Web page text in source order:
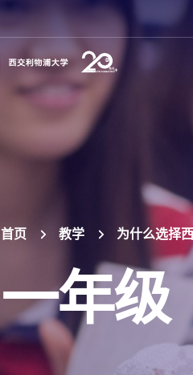
首页 教学 为什么选择
一年级